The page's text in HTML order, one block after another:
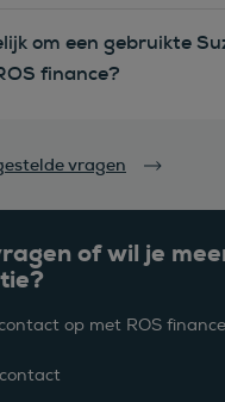
of wil je
op met ROS finance
om een gebruikte
finance?
vragen